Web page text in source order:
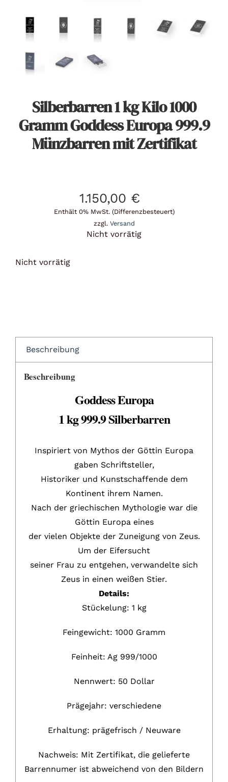
Warenkorb
Silberbarren 1 kg Kilo 1000
Gramm Goddess Europa 999.9
Münzbarren mit Zertifikat
1.150,00 €
Enthält 0% MwSt. (Differenzbesteuert)
zzgl. Versand
Nicht vorrätig
Nicht vorrätig
Beschreibung
Beschreibung
Goddess Europa
1 kg 999.9 Silberbarren
Inspiriert von Mythos der Göttin Europa
gaben Schriftsteller,
Historiker und Kunstschaffende dem
Kontinent ihrem Namen.
Nach der griechischen Mythologie war die
Göttin Europa eines
der vielen Objekte der Zuneigung von Zeus.
Um der Eifersucht
seiner Frau zu entgehen, verwandelte sich
Zeus in einen weißen Stier.
Details:
Stückelung: 1 kg
Feingewicht: 1000 Gramm
Feinheit: Ag 999/1000
Nennwert: 50 Dollar
Prägejahr: verschiedene
Erhaltung: prägefrisch / Neuware
Nachweis: Mit Zertifikat, die gelieferte
Barrennumer ist abweichend von den Bildern